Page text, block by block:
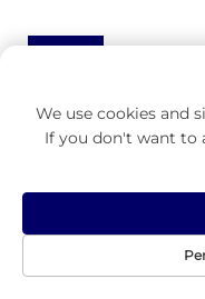
We use cookies and
If you don't want to